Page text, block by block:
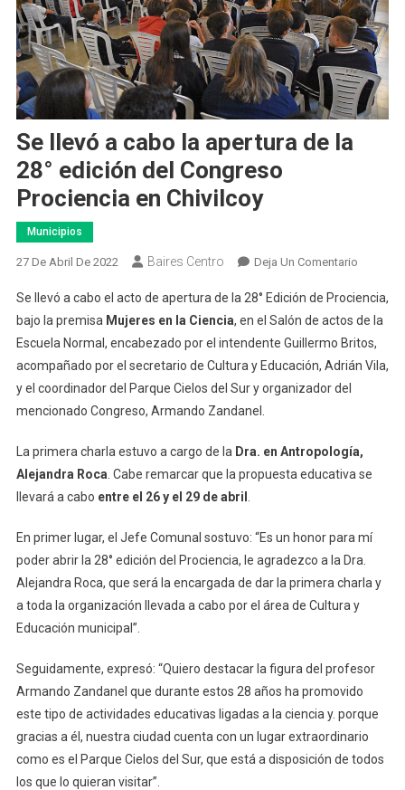
Se llevó a cabo la apertura de la
28° edición del Congreso
Prociencia en Chivilcoy
Municipios
27 De Abril De 2022 Baires Centro Deja Un ComentarioEn
Llevó
A
Cabo
La
28°
Edición
Se llevó a cabo el acto de apertura de la 28° Edición de Prociencia,
bajo la premisa Mujeres en la Ciencia, en el Salón de actos de la
Escuela Normal, encabezado por el intendente Guillermo Britos,
acompañado por el secretario de Cultura y Educación, Adrián Vila,
y el coordinador del Parque Cielos del Sur y organizador del
mencionado Congreso, Armando Zandanel.
La primera charla estuvo a cargo de la Dra. en Antropología,
Alejandra Roca . Cabe remarcar que la propuesta educativa se
llevará a cabo entre el 26 y el 29 de abril
En primer lugar, el Jefe Comunal sostuvo: “Es un honor para mí
poder abrir la 28° edición del Prociencia, le agradezco a la Dra.
Alejandra Roca, que será la encargada de dar la primera charla y
a toda la organización llevada a cabo por el área de Cultura y
Educación municipal”.
Seguidamente, expresó: “Quiero destacar la figura del profesor
Armando Zandanel que durante estos 28 años ha promovido
este tipo de actividades educativas ligadas a la ciencia y. porque
gracias a él, nuestra ciudad cuenta con un lugar extraordinario
como es el Parque Cielos del Sur, que está a disposición de todos
los que lo quieran visitar”.